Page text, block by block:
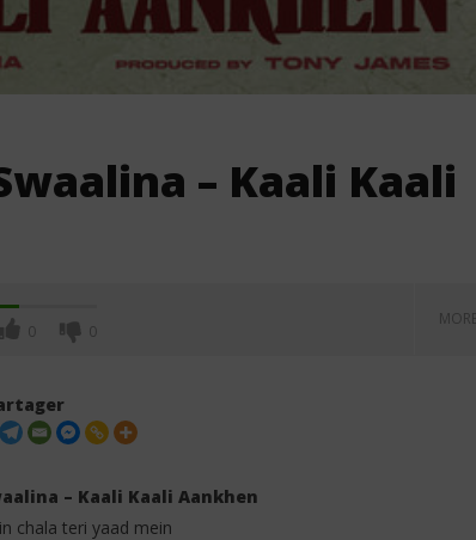
– Kaali Kaali
0 0
MORE
– Kaali Kaali Aankhen
chala teri yaad mein